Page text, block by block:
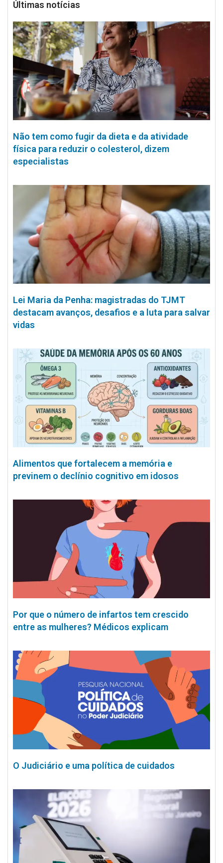
Últimas notícias
Não tem como fugir da dieta e da atividade
física para reduzir o colesterol, dizem
especialistas
Lei Maria da Penha: magistradas do TJMT
destacam avanços, desafios e a luta para salvar
vidas
Alimentos que fortalecem a memória e
previnem o declínio cognitivo em idosos
Por que o número de infartos tem crescido
entre as mulheres? Médicos explicam
O Judiciário e uma política de cuidados